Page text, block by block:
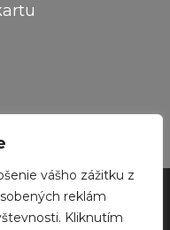
vášho zážitku z
reklám
Kliknutím
2024
theme